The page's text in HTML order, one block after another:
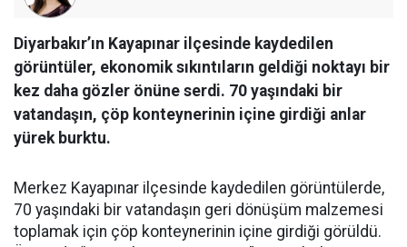
Diyarbakır’ın Kayapınar ilçesinde kaydedilen
görüntüler, ekonomik sıkıntıların geldiği noktayı bir
kez daha gözler önüne serdi. 70 yaşındaki bir
vatandaşın, çöp konteynerinin içine girdiği anlar
yürek burktu.
Merkez Kayapınar ilçesinde kaydedilen görüntülerde,
70 yaşındaki bir vatandaşın geri dönüşüm malzemesi
toplamak için çöp konteynerinin içine girdiği görüldü.